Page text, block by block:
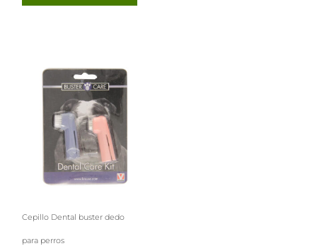
Cepillo Dental buster dedo
para perros